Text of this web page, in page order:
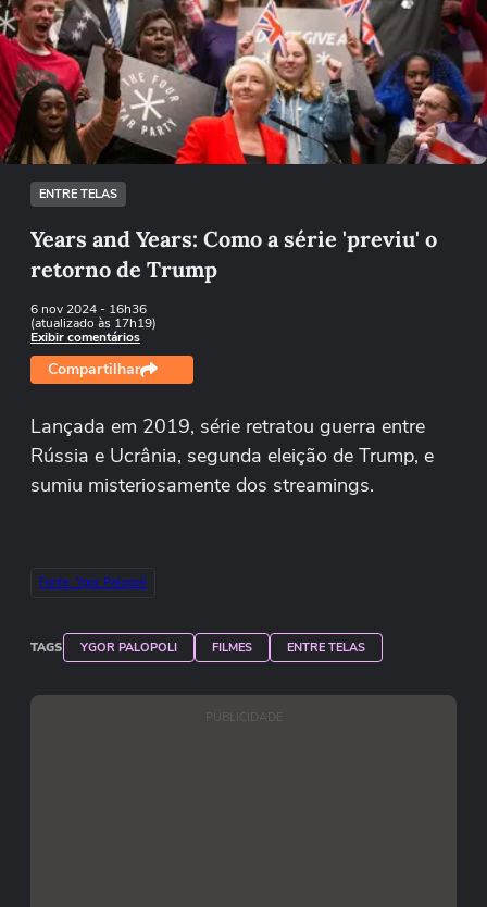
Ops!
Não foi possível reproduzir o vídeo
Tentar novamente
ENTRE TELAS
Years and Years: Como a série 'previu' o
retorno de Trump
6 nov 2024- 16h36
(atualizado às 17h19)
Exibir comentários
Compartilhar
Lançada em 2019, série retratou guerra entre
Rússia e Ucrânia, segunda eleição de Trump, e
sumiu misteriosamente dos streamings.
Fonte: Ygor Palopoli
TAGS YGOR PALOPOLI FILMES ENTRE TELAS
PUBLICIDADE